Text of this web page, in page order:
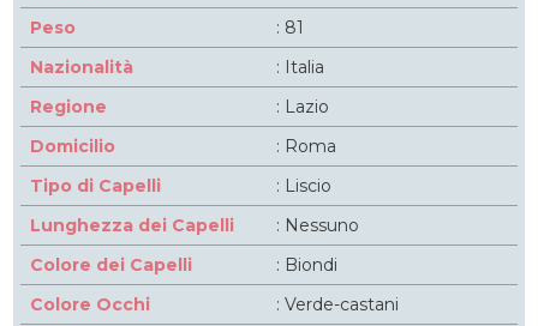
Peso
: 81
Nazionalità
: Italia
Regione
: Lazio
Domicilio
: Roma
Tipo di Capelli
: Liscio
Lunghezza dei Capelli
: Nessuno
Colore dei Capelli
: Biondi
Colore Occhi
: Verde-castani